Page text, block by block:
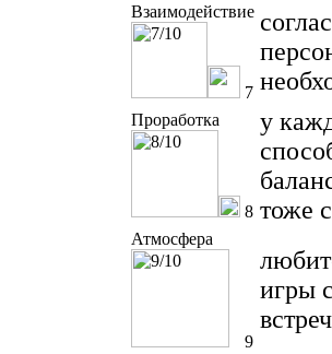
Взаимодействие
7
Проработка
8
у
тоже
Атмосфера
9
игры